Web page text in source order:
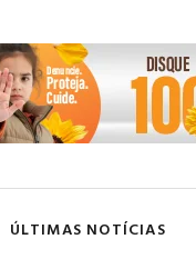
ÚLTIMAS NOTÍCIAS